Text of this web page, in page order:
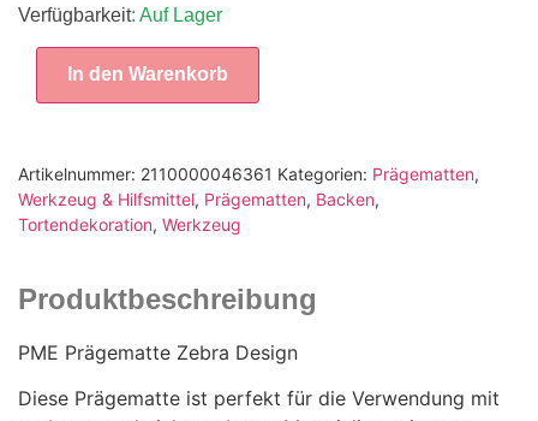
Verfügbarkeit: Auf Lager
In den Warenkorb
Artikelnummer: 2110000046361 Kategorien: Prägematten,
Werkzeug & Hilfsmittel, Prägematten, Backen,
Tortendekoration, Werkzeug
Produktbeschreibung
PME Prägematte Zebra Design
Diese Prägematte ist perfekt für die Verwendung mit